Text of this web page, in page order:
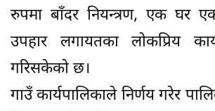
रुपमा बाँदर नियन्त्रण, एक घर
उपहार लगायतका लोकप्रिय
गरिसकेको छ।
गाउँ कार्यपालिकाले निर्णय गरेर